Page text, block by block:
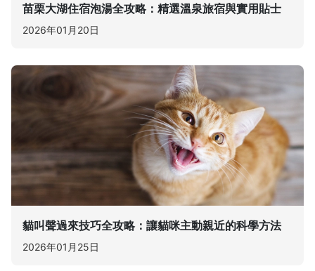
苗栗大湖住宿泡湯全攻略：精選溫泉旅宿與實用貼士
2026年01月20日
貓叫聲過來技巧全攻略：讓貓咪主動親近的科學方法
2026年01月25日